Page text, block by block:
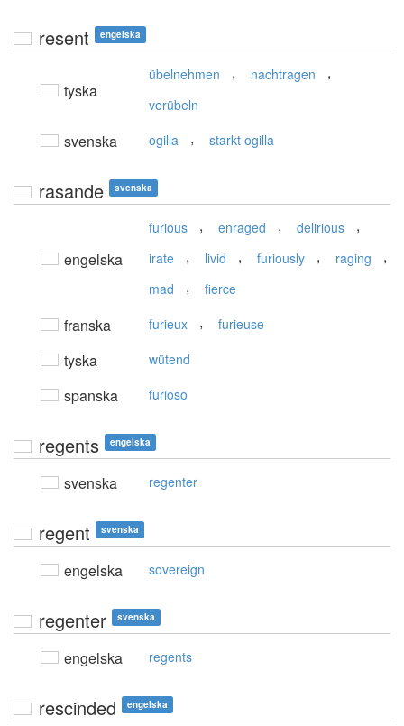
resent engelska
tyska
übelnehmen , nachtragen ,
verübeln
svenska ogilla , starkt ogilla
rasande svenska
engelska
furious , enraged , delirious ,
irate , livid , furiously , raging ,
mad , fierce
franska furieux , furieuse
tyska wütend
spanska furioso
regents engelska
svenska regenter
regent svenska
engelska sovereign
regenter svenska
engelska regents
rescinded engelska